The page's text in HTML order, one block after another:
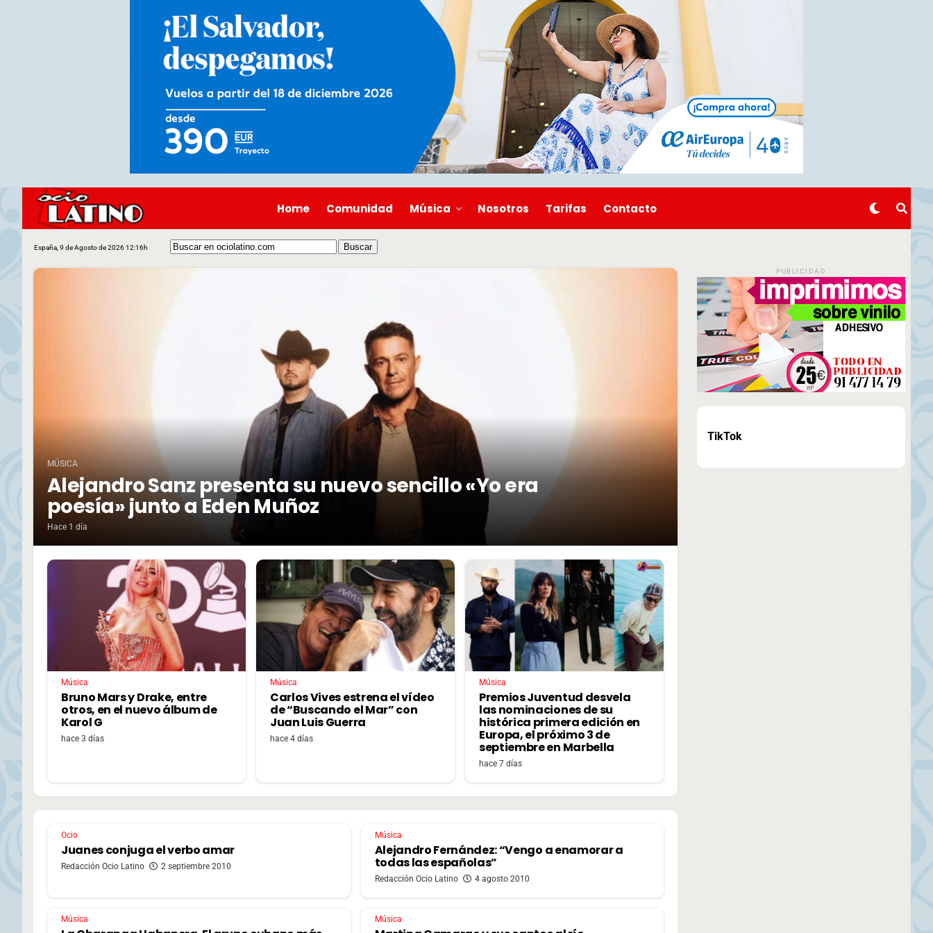
Home Comunidad Música Nosotros Tarifas Contacto
España, 9 de Agosto de 2026 12:16h
MÚSICA
Alejandro Sanz presenta su nuevo sencillo «Yo era
poesía» junto a Eden Muñoz
Hace 1 día
Música
Bruno Mars y Drake, entre
otros, en el nuevo álbum de
Karol G
hace 3 días
Música
Carlos Vives estrena el vídeo
de “Buscando el Mar” con
Juan Luis Guerra
hace 4 días
Música
Premios Juventud desvela
las nominaciones de su
histórica primera edición en
Europa, el próximo 3 de
septiembre en Marbella
hace 7 días
Ocio
Juanes conjuga el verbo amar
Redacción Ocio Latino 2 septiembre 2010
Música
Alejandro Fernández: “Vengo a enamorar a
todas las españolas”
Redacción Ocio Latino 4 agosto 2010
Música Música
PUBLICIDAD
TikTok